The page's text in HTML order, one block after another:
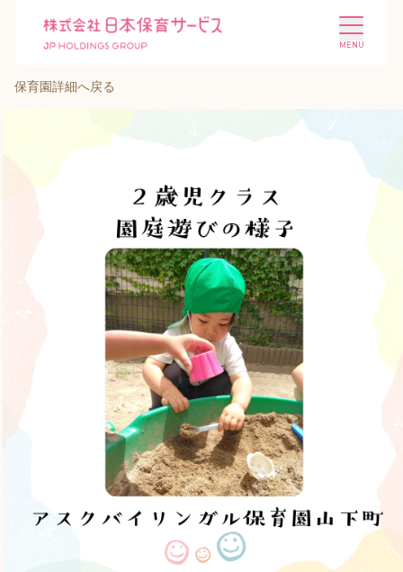
施設を探す 選ばれる理由
会社概要 ニュース
投資家情報 採用情報
Language
ホーム
利用者の声
プライバシーポリシー
保育園詳細へ戻る